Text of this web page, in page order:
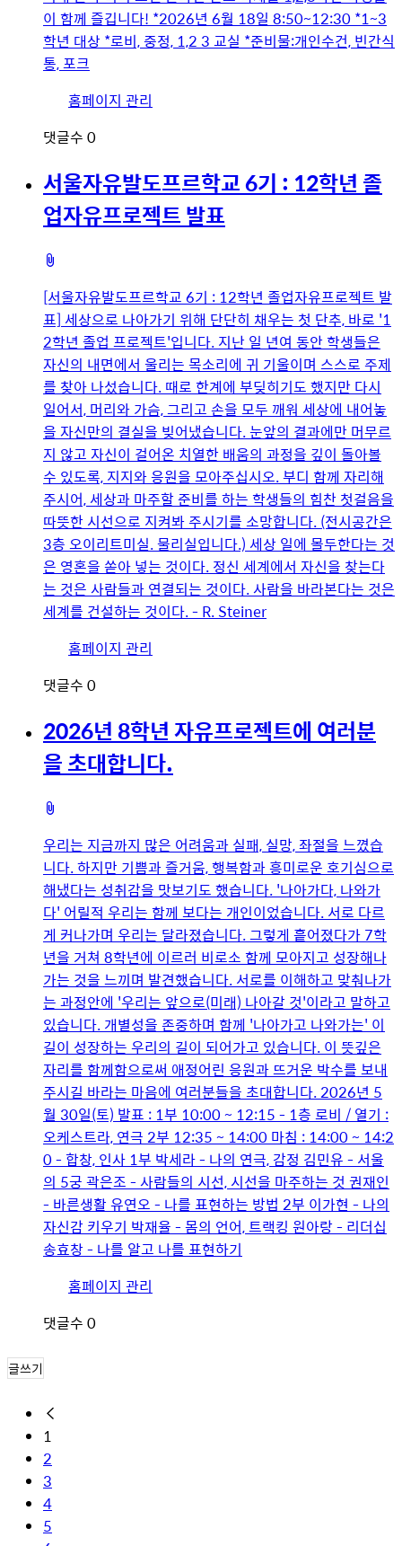
이 함께 즐깁니다! *2026년 6월 18일 8:50~12:30 *1~3
학년 대상 *로비, 중정, 1,2 3 교실 *준비물:개인수건, 빈간식
통, 포크
이
지
홈페이지 관리
댓글수 0
서울자유발도프르학교 6기 : 12학년 졸
업자유프로젝트 발표
파
일
[서울자유발도프르학교 6기 : 12학년 졸업자유프로젝트 발
표] 세상으로 나아가기 위해 단단히 채우는 첫 단추, 바로 '1
2학년 졸업 프로젝트'입니다. 지난 일 년여 동안 학생들은
자신의 내면에서 울리는 목소리에 귀 기울이며 스스로 주제
를 찾아 나섰습니다. 때로 한계에 부딪히기도 했지만 다시
일어서, 머리와 가슴, 그리고 손을 모두 깨워 세상에 내어놓
을 자신만의 결실을 빚어냈습니다. 눈앞의 결과에만 머무르
지 않고 자신이 걸어온 치열한 배움의 과정을 깊이 돌아볼
수 있도록, 지지와 응원을 모아주십시오. 부디 함께 자리해
주시어, 세상과 마주할 준비를 하는 학생들의 힘찬 첫걸음을
따뜻한 시선으로 지켜봐 주시기를 소망합니다. (전시공간은
3층 오이리트미실. 물리실입니다.) 세상 일에 몰두한다는 것
은 영혼을 쏟아 넣는 것이다. 정신 세계에서 자신을 찾는다
는 것은 사람들과 연결되는 것이다. 사람을 바라본다는 것은
세계를 건설하는 것이다. - R. Steiner
이
지
홈페이지 관리
댓글수 0
2026년 8학년 자유프로젝트에 여러분
을 초대합니다.
파
일
우리는 지금까지 많은 어려움과 실패, 실망, 좌절을 느꼈습
니다. 하지만 기쁨과 즐거움, 행복함과 흥미로운 호기심으로
해냈다는 성취감을 맛보기도 했습니다. '나아가다, 나와가
다' 어릴적 우리는 함께 보다는 개인이었습니다. 서로 다르
게 커나가며 우리는 달라졌습니다. 그렇게 흩어졌다가 7학
년을 거쳐 8학년에 이르러 비로소 함께 모아지고 성장해나
가는 것을 느끼며 발견했습니다. 서로를 이해하고 맞춰나가
는 과정안에 '우리는 앞으로(미래) 나아갈 것'이라고 말하고
있습니다. 개별성을 존중하며 함께 '나아가고 나와가는' 이
길이 성장하는 우리의 길이 되어가고 있습니다. 이 뜻깊은
자리를 함께함으로써 애정어린 응원과 뜨거운 박수를 보내
주시길 바라는 마음에 여러분들을 초대합니다. 2026년 5
월 30일(토) 발표 : 1부 10:00 ~ 12:15 - 1층 로비 / 열기 :
오케스트라, 연극 2부 12:35 ~ 14:00 마침 : 14:00 ~ 14:2
0 - 합창, 인사 1부 박세라 - 나의 연극, 감정 김민유 - 서울
의 5궁 곽은조 - 사람들의 시선, 시선을 마주하는 것 권재인
- 바른생활 유연오 - 나를 표현하는 방법 2부 이가현 - 나의
자신감 키우기 박재율 - 몸의 언어, 트랙킹 원아랑 - 리더십
송효창 - 나를 알고 나를 표현하기
이
미
지
홈페이지 관리
댓글수 0
글쓰기
1
2
3
4
5